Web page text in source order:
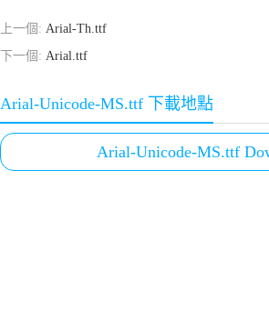
上一個: Arial-Th.ttf
下一個: Arial.ttf
Arial-Unicode-MS.ttf 下載地點
Arial-Unicode-MS.ttf